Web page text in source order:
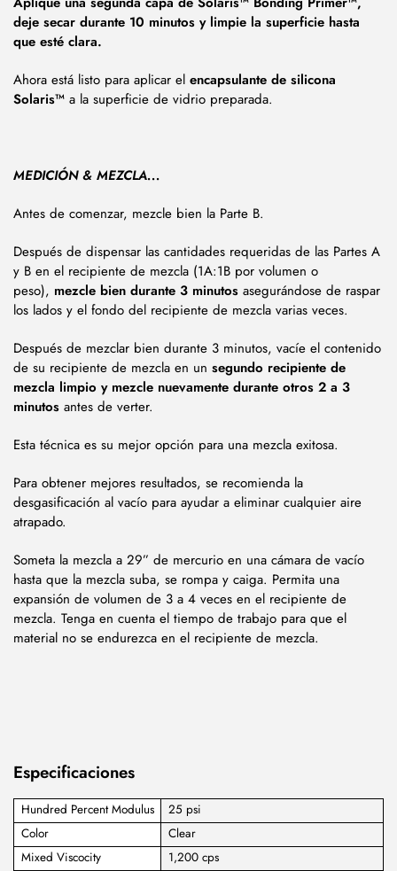
deje secar durante 10 minutos y limpie la superficie hasta
que esté clara.
Ahora está listo para aplicar el encapsulante de silicona
Solaris™ a la superficie de vidrio preparada.
MEDICIÓN & MEZCLA...
Antes de comenzar, mezcle bien la Parte B.
Después de dispensar las cantidades requeridas de las Partes A
y B en el recipiente de mezcla (1A:1B por volumen o
peso), mezcle bien durante 3 minutos asegurándose de raspar
los lados y el fondo del recipiente de mezcla varias veces.
Después de mezclar bien durante 3 minutos, vacíe el contenido
de su recipiente de mezcla en un segundo recipiente de
mezcla limpio y mezcle nuevamente durante otros 2 a 3
minutos antes de verter.
Esta técnica es su mejor opción para una mezcla exitosa.
Para obtener mejores resultados, se recomienda la
desgasificación al vacío para ayudar a eliminar cualquier aire
atrapado.
Someta la mezcla a 29” de mercurio en una cámara de vacío
hasta que la mezcla suba, se rompa y caiga. Permita una
expansión de volumen de 3 a 4 veces en el recipiente de
mezcla. Tenga en cuenta el tiempo de trabajo para que el
material no se endurezca en el recipiente de mezcla.
Especificaciones
Hundred Percent Modulus
25 psi
Color
Clear
Mixed Viscocity
1,200 cps